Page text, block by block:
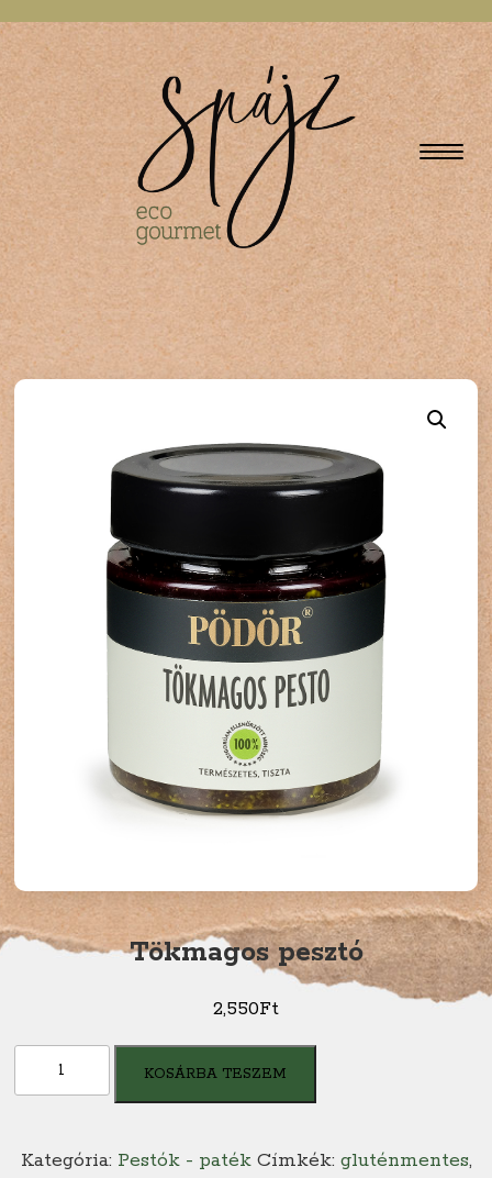
Tökmagos pesztó
2,550Ft
Tökmagos
pesztó
KOSÁRBA TESZEM
Kategória: Pestók - paték Címkék: gluténmentes,